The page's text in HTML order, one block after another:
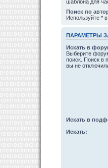
шаблона для
Поиск по
Используйте *
ПАРАМЕТРЫ
Искать в
Выберите
поиск. Поиск в
вы не
Искать в
Искать: